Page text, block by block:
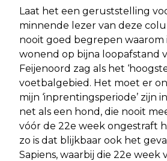
Laat het een geruststelling
minnende lezer van deze
nooit goed begrepen waarom
wonend op bijna loopafstand
Feijenoord zag als het
voetbalgebied. Het moet er
mijn ‘inprentingsperiode’ zijn
net als een hond, die nooit
vóór de 22e week ongestraft
zo is dat blijkbaar ook het
Sapiens, waarbij die 22e week